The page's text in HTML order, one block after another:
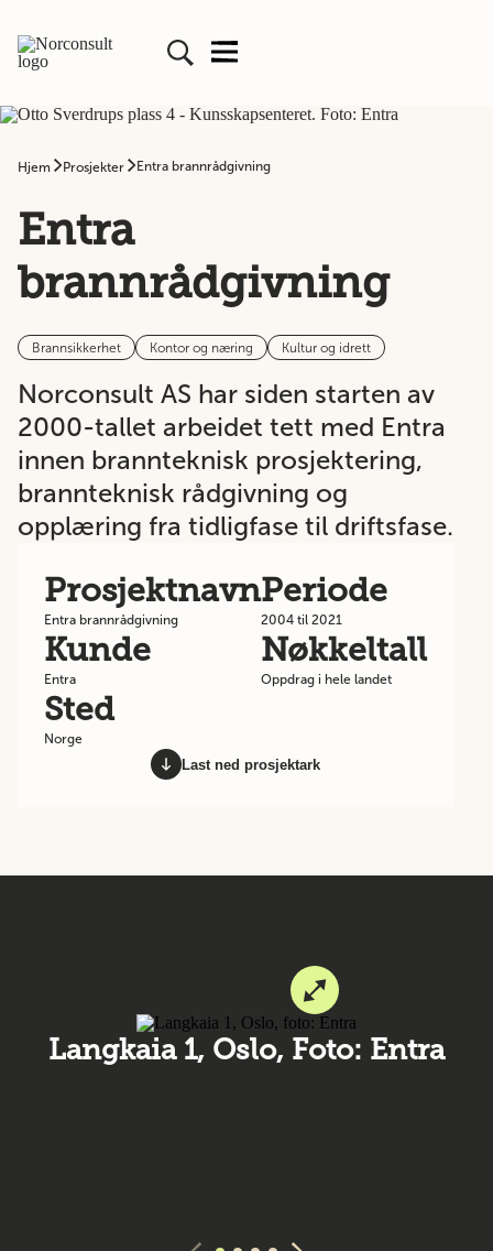
Hjem Prosjekter Entra brannrådgivning
Entra
brannrådgivning
Brannsikkerhet Kontor og næring Kultur og idrett
Norconsult AS har siden starten av
2000-tallet arbeidet tett med Entra
innen brannteknisk prosjektering,
brannteknisk rådgivning og
opplæring fra tidligfase til driftsfase.
Prosjektnavn
Entra brannrådgivning
Kunde
Entra
Sted
Norge
Periode
2004 til 2021
Nøkkeltall
Oppdrag i hele landet
Last ned prosjektark
Langkaia 1, Oslo, Foto: Entra